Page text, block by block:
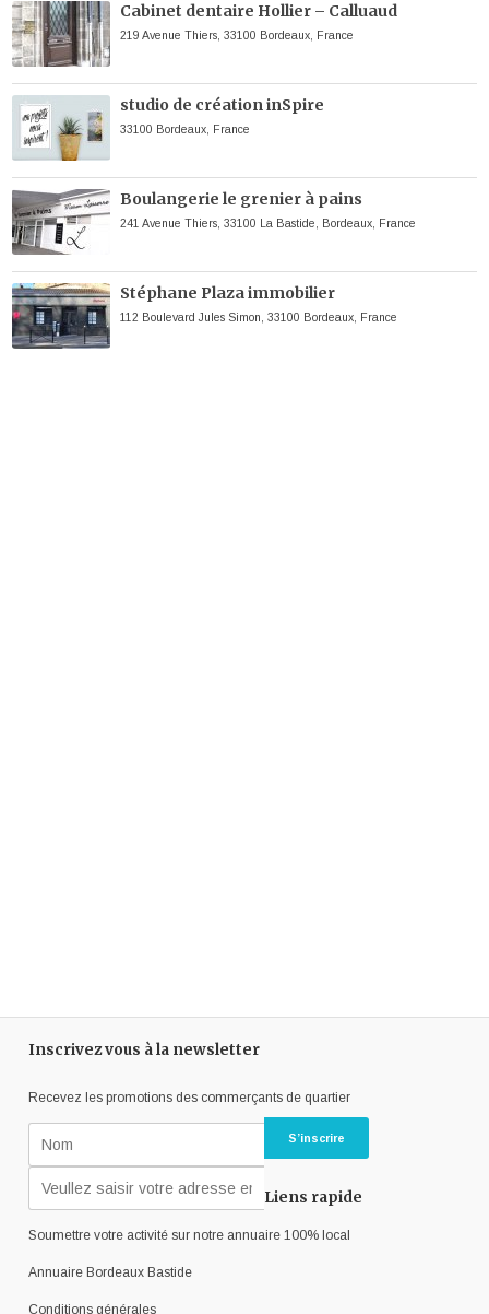
Cabinet dentaire Hollier – Calluaud
219 Avenue Thiers, 33100 Bordeaux, France
studio de création inSpire
33100 Bordeaux, France
Boulangerie le grenier à pains
241 Avenue Thiers, 33100 La Bastide, Bordeaux, France
Stéphane Plaza immobilier
112 Boulevard Jules Simon, 33100 Bordeaux, France
Inscrivez vous à la newsletter
Recevez les promotions des commerçants de quartier
Liens rapide
Soumettre votre activité sur notre annuaire 100% local
Annuaire Bordeaux Bastide
Conditions générales